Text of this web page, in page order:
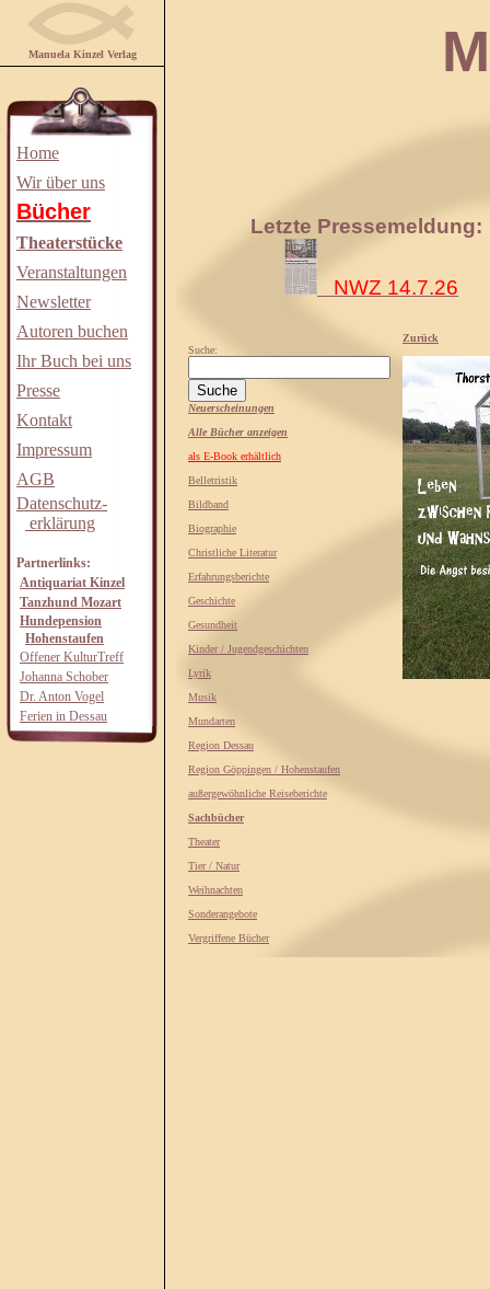
Manuela Kinzel Verlag
Home
Wir über uns
Bücher
Theaterstücke
Veranstaltungen
Newsletter
Autoren buchen
Ihr Buch bei uns
Presse
Kontakt
Impressum
AGB
Datenschutz-
erklärung
Partnerlinks:
Antiquariat Kinzel
Tanzhund Mozart
Hundepension
Hohenstaufen
Offener KulturTreff
Johanna Schober
Dr. Anton Vogel
Ferien in Dessau
Letzte Pressemeldung:
NWZ 14.7.26
Suche:
Neuerscheinungen
Alle Bücher anzeigen
als E-Book erhältlich
Belletristik
Bildband
Biographie
Christliche Literatur
Erfahrungsberichte
Geschichte
Gesundheit
Kinder / Jugendgeschichten
Lyrik
Musik
Mundarten
Region Dessau
Region Göppingen / Hohenstaufen
außergewöhnliche Reiseberichte
Sachbücher
Theater
Tier / Natur
Weihnachten
Sonderangebote
Vergriffene Bücher
Zurück